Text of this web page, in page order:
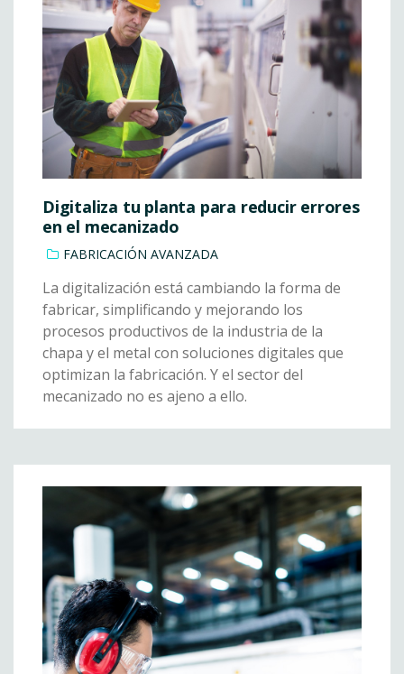
Digitaliza tu planta para reducir errores
en el mecanizado
FABRICACIÓN AVANZADA
La digitalización está cambiando la forma de
fabricar, simplificando y mejorando los
procesos productivos de la industria de la
chapa y el metal con soluciones digitales que
optimizan la fabricación. Y el sector del
mecanizado no es ajeno a ello.